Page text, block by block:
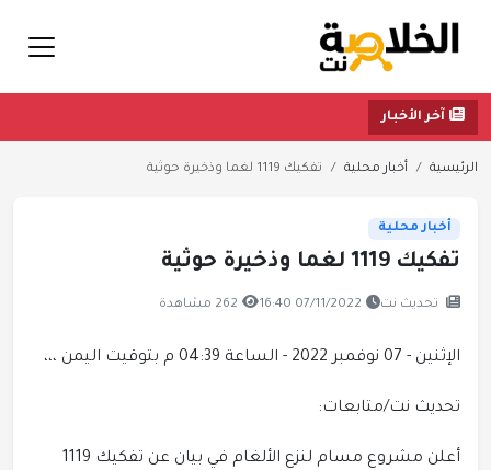
آخر الأخبار
الرئيسية أخبار محلية تفكيك 1119 لغما وذخيرة حوثية
أخبار محلية
تفكيك 1119 لغما وذخيرة حوثية
تحديث نت 07/11/2022 16:40 262 مشاهدة
الإثنين - 07 نوفمبر 2022 - الساعة 04:39 م بتوقيت اليمن ،،،
تحديث نت/متابعات:
أعلن مشروع مسام لنزع الألغام في بيان عن تفكيك 1119